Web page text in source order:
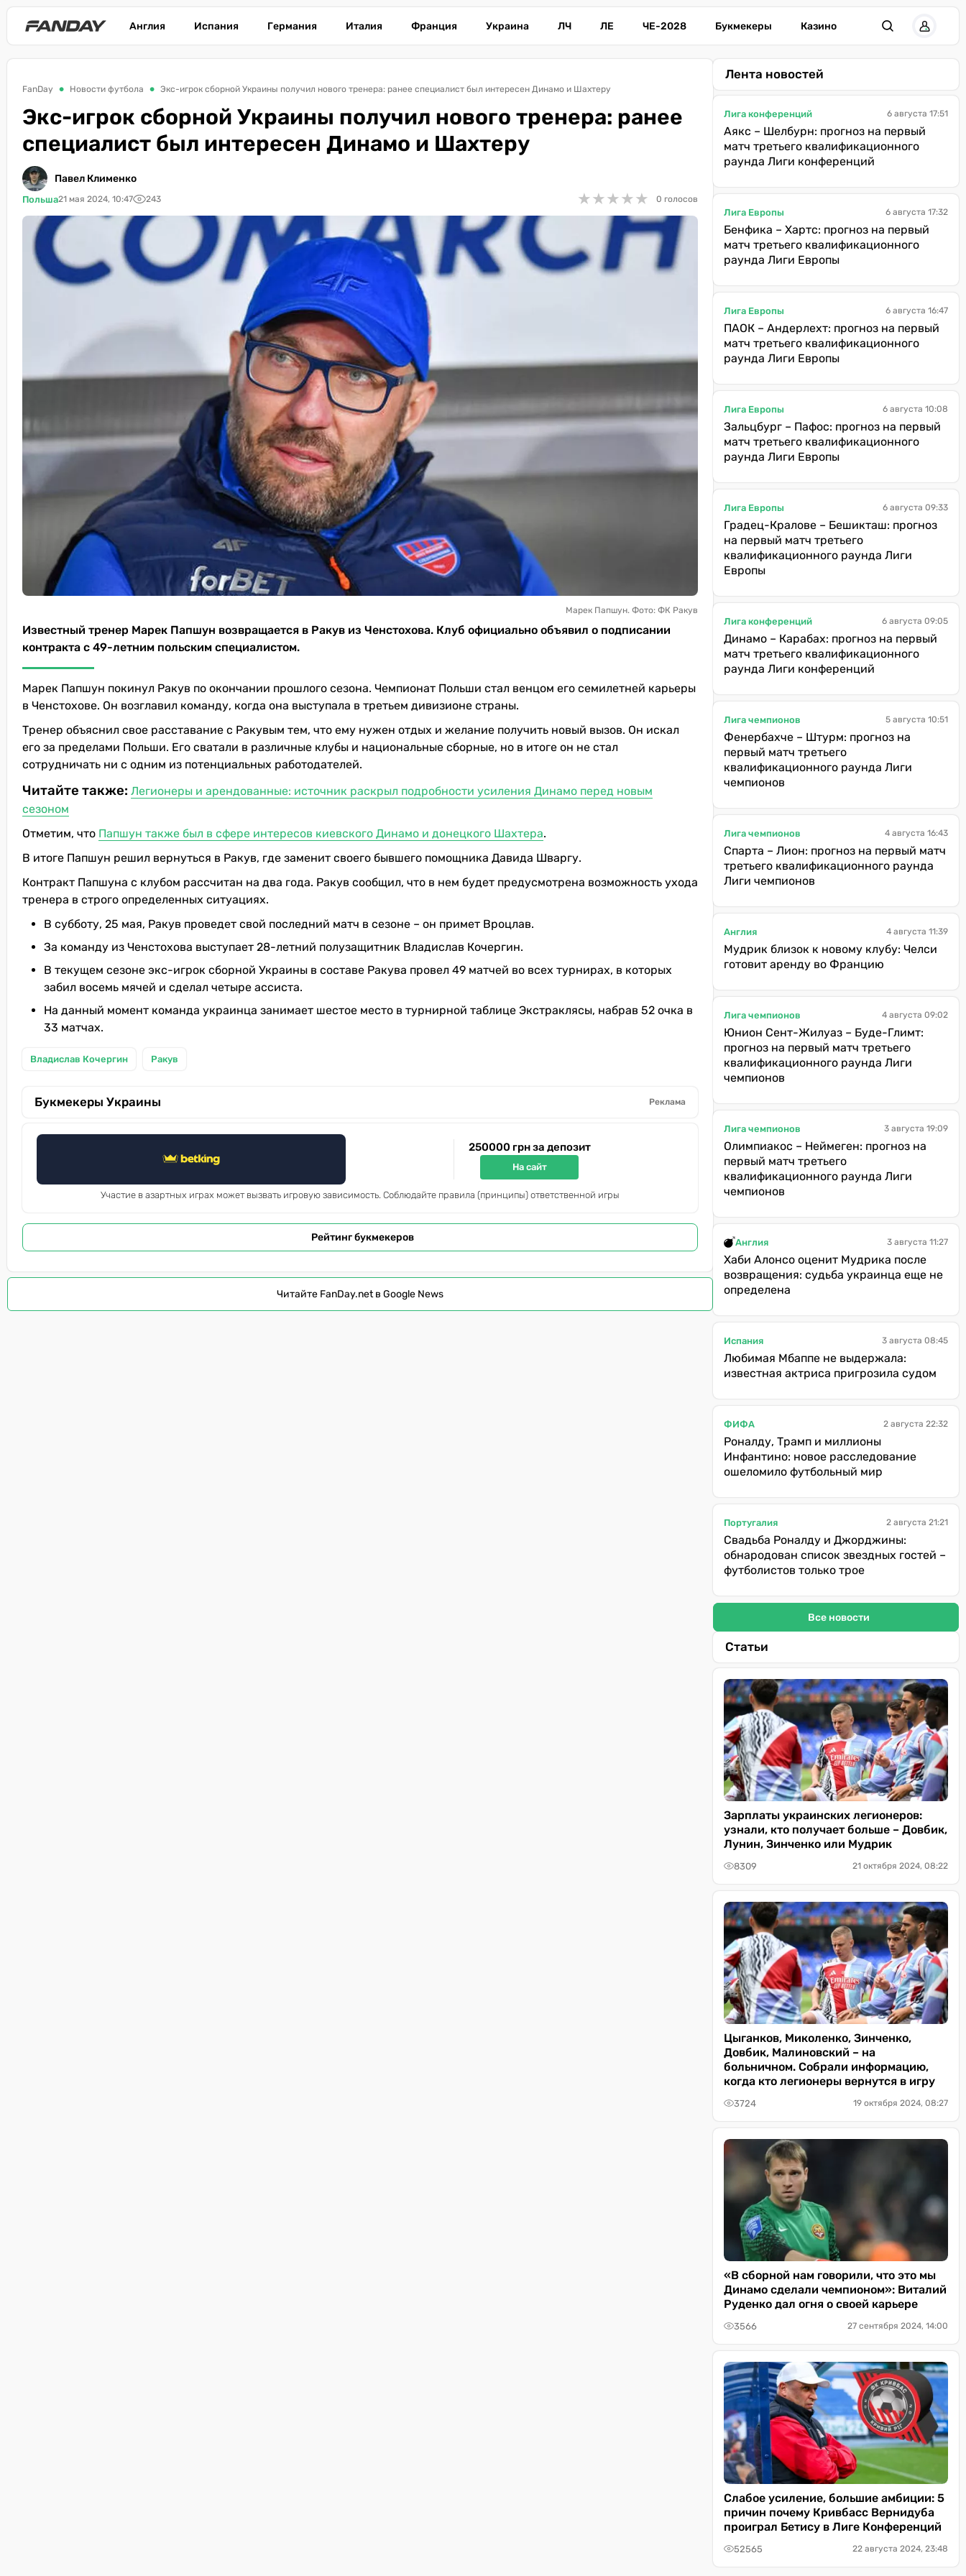
Англия Испания Германия Италия Франция Украина ЛЧ ЛЕ ЧЕ-2028 Букмекеры Казино
FanDay Новости футбола Экс-игрок сборной Украины получил нового тренера: ранее специалист был интересен Динамо и Шахтеру
Экс-игрок сборной Украины получил нового тренера: ранее
специалист был интересен Динамо и Шахтеру
Павел Клименко
Польша21 мая 2024, 10:47 243 ★★★★★
★★★★★ 0 голосов
Марек Папшун. Фото: ФК Ракув
Известный тренер Марек Папшун возвращается в Ракув из Ченстохова. Клуб официально объявил о подписании
контракта с 49-летним польским специалистом.
Марек Папшун покинул Ракув по окончании прошлого сезона. Чемпионат Польши стал венцом его семилетней карьеры
в Ченстохове. Он возглавил команду, когда она выступала в третьем дивизионе страны.
Тренер объяснил свое расставание с Ракувым тем, что ему нужен отдых и желание получить новый вызов. Он искал
его за пределами Польши. Его сватали в различные клубы и национальные сборные, но в итоге он не стал
сотрудничать ни с одним из потенциальных работодателей.
Читайте также: Легионеры и арендованные: источник раскрыл подробности усиления Динамо перед новым
сезоном
Отметим, что Папшун также был в сфере интересов киевского Динамо и донецкого Шахтера.
В итоге Папшун решил вернуться в Ракув, где заменит своего бывшего помощника Давида Шваргу.
Контракт Папшуна с клубом рассчитан на два года. Ракув сообщил, что в нем будет предусмотрена возможность ухода
тренера в строго определенных ситуациях.
В субботу, 25 мая, Ракув проведет свой последний матч в сезоне – он примет Вроцлав.
За команду из Ченстохова выступает 28-летний полузащитник Владислав Кочергин.
В текущем сезоне экс-игрок сборной Украины в составе Ракува провел 49 матчей во всех турнирах, в которых
забил восемь мячей и сделал четыре ассиста.
На данный момент команда украинца занимает шестое место в турнирной таблице Экстраклясы, набрав 52 очка в
33 матчах.
Владислав Кочергин Ракув
Букмекеры Украины Реклама
250000 грн за депозит
На сайт
Участие в азартных играх может вызвать игровую зависимость. Соблюдайте правила (принципы) ответственной игры
Рейтинг букмекеров
Читайте FanDay.net в Google News
Лента новостей
Лига конференций 6 августа 17:51
Аякс – Шелбурн: прогноз на первый
матч третьего квалификационного
раунда Лиги конференций
Лига Европы 6 августа 17:32
Бенфика – Хартс: прогноз на первый
матч третьего квалификационного
раунда Лиги Европы
Лига Европы 6 августа 16:47
ПАОК – Андерлехт: прогноз на первый
матч третьего квалификационного
раунда Лиги Европы
Лига Европы 6 августа 10:08
Зальцбург – Пафос: прогноз на первый
матч третьего квалификационного
раунда Лиги Европы
Лига Европы 6 августа 09:33
Градец-Кралове – Бешикташ: прогноз
на первый матч третьего
квалификационного раунда Лиги
Европы
Лига конференций 6 августа 09:05
Динамо – Карабах: прогноз на первый
матч третьего квалификационного
раунда Лиги конференций
Лига чемпионов 5 августа 10:51
Фенербахче – Штурм: прогноз на
первый матч третьего
квалификационного раунда Лиги
чемпионов
Лига чемпионов 4 августа 16:43
Спарта – Лион: прогноз на первый матч
третьего квалификационного раунда
Лиги чемпионов
Англия 4 августа 11:39
Мудрик близок к новому клубу: Челси
готовит аренду во Францию
Лига чемпионов 4 августа 09:02
Юнион Сент-Жилуаз – Буде-Глимт:
прогноз на первый матч третьего
квалификационного раунда Лиги
чемпионов
Лига чемпионов 3 августа 19:09
Олимпиакос – Неймеген: прогноз на
первый матч третьего
квалификационного раунда Лиги
чемпионов
Англия 3 августа 11:27
Хаби Алонсо оценит Мудрика после
возвращения: судьба украинца еще не
определена
Испания 3 августа 08:45
Любимая Мбаппе не выдержала:
известная актриса пригрозила судом
ФИФА 2 августа 22:32
Роналду, Трамп и миллионы
Инфантино: новое расследование
ошеломило футбольный мир
Португалия 2 августа 21:21
Свадьба Роналду и Джорджины:
обнародован список звездных гостей –
футболистов только трое
Все новости
Статьи
Зарплаты украинских легионеров:
узнали, кто получает больше – Довбик,
Лунин, Зинченко или Мудрик
8309 21 октября 2024, 08:22
Цыганков, Миколенко, Зинченко,
Довбик, Малиновский – на
больничном. Собрали информацию,
когда кто легионеры вернутся в игру
3724 19 октября 2024, 08:27
«В сборной нам говорили, что это мы
Динамо сделали чемпионом»: Виталий
Руденко дал огня о своей карьере
3566 27 сентября 2024, 14:00
Слабое усиление, большие амбиции: 5
причин почему Кривбасс Вернидуба
проиграл Бетису в Лиге Конференций
52565 22 августа 2024, 23:48